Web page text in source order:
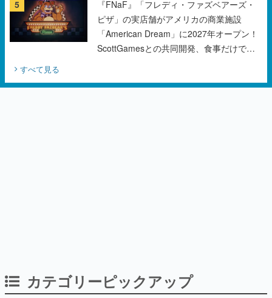
ScottGamesとの共同開発、食事だけでな
くステージショーや没入型のホラー体験も
楽しめる
すべて見る
「現実より意味のある仮想世界を作る」